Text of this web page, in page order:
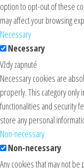
option to opt-out of these
may affect your browsing
Necessary
Necessary
Vždy zapnuté
Necessary cookies are
properly. This category
functionalities and security
store any personal
Non-necessary
Non-necessary
Any cookies that may not